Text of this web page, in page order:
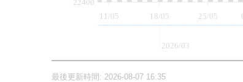
18/05
11/05 25/05
22400
2026/03
最後更新時間: 2026-08-07 16:35